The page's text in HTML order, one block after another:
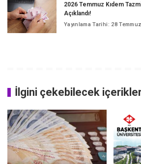
2026 Temmuz Kıdem
Açıklandı!
Yayınlama Tarihi: 28
İlgini çekebilecek